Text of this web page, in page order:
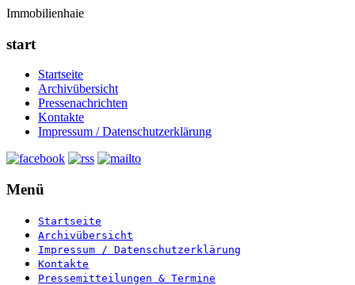
Immobilienhaie
start
Startseite
Archivübersicht
Pressenachrichten
Kontakte
Impressum / Datenschutzerklärung
Menü
Startseite
Archivübersicht
Impressum / Datenschutzerklärung
Kontakte
Pressemitteilungen & Termine